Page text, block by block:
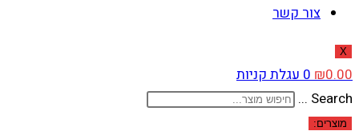
צור קשר
X
₪0.00
0עגלת קניות
Search ...
מוצרים: